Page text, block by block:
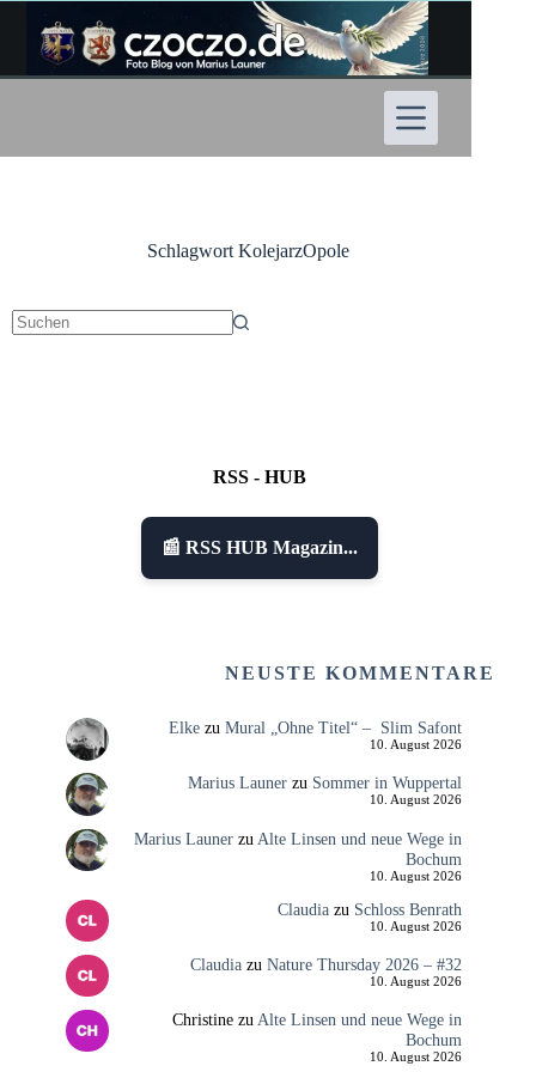
Inhalt
springen
SchlagwortKolejarzOpole
RSS - HUB
📰 RSS HUB Magazin...
NEUSTE KOMMENTARE
Elkezu Mural „Ohne Titel“ – Slim Safont
10. August 2026
Marius Launerzu Sommer in Wuppertal
10. August 2026
Marius Launerzu Alte Linsen und neue Wege in
Bochum
10. August 2026
Claudiazu Schloss Benrath
10. August 2026
Claudiazu Nature Thursday 2026 – #32
10. August 2026
Christinezu Alte Linsen und neue Wege in
Bochum
10. August 2026